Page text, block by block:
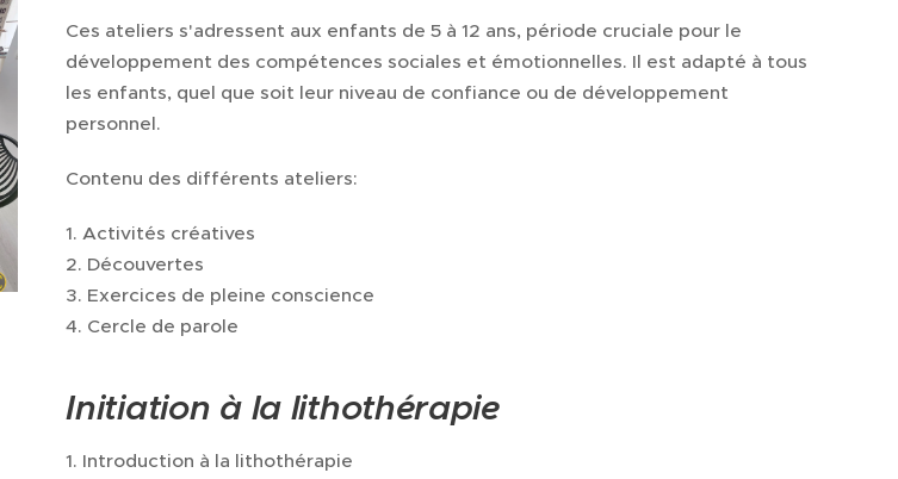
Ces ateliers s'adressent aux enfants de 5 à 12 ans, période cruciale pour le
développement des compétences sociales et émotionnelles. Il est adapté à tous
les enfants, quel que soit leur niveau de confiance ou de développement
personnel.
Contenu des différents ateliers:
1. Activités créatives
2. Découvertes
3. Exercices de pleine conscience
4. Cercle de parole
Initiation à la lithothérapie
1. Introduction à la lithothérapie